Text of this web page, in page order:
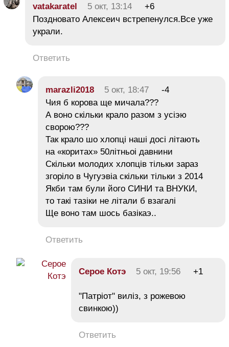
vatakaratel 5 окт, 13:14
+6
Поздновато Алексеич встрепенулся.Все уже
украли.
Ответить
marazli2018 5 окт, 18:47
-4
Чия б корова ще мичала???
А воно скiльки крало разом з усiэю
сворою???
Так крало шо хлопцi нашi досi лiтають
на «коритах» 50лiтньоi давнини
Скiльки молодих хлопцiв тiльки зараз
згорiло в Чугуэвiа скiльки тiльки з 2014
Якби там були його CИНИ та ВНУКИ,
то такi тазiки не лiтали б взагалi
Ще воно там шось базiкаэ..
Ответить
Серое Котэ 5 окт, 19:56 +1
"Патріот" виліз, з рожевою
свинкою))
Ответить